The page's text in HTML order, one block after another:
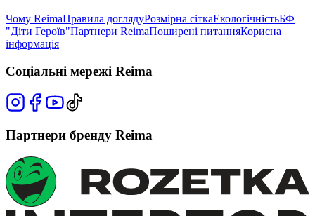
Чому ReimaПравила доглядуРозмірна сіткаЕкологічністьБФ
"Діти Героїв"Партнери ReimaПоширені питанняКорисна
інформація
Соціальні мережі Reima
Партнери бренду Reima